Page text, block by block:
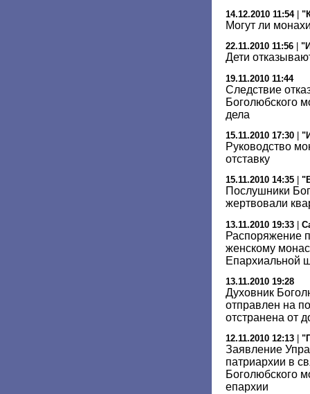
14.12.2010 11:54|
Могут ли
22.11.2010 11:56
Дети
19.11.2010 11:44
Следствие
Боголюбского
дела
15.11.2010 17:30
Руководство
отставку
15.11.2010 14:35
Послушники
жертвовали
13.11.2010 19:33 |
Распоряжение
женскому
Епархиальной
13.11.2010 19:28
Духовник
отправлен на
отстранена от
12.11.2010 12:13
Заявление
патриархии в
Боголюбского
епархии